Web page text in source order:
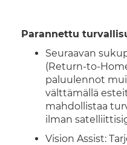
Parannettu
Seuraavan
(Return-to-
paluulennot
välttämällä
mahdollistaa
ilman
Vision Assist: